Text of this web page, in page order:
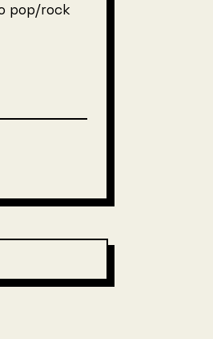
pop/rock